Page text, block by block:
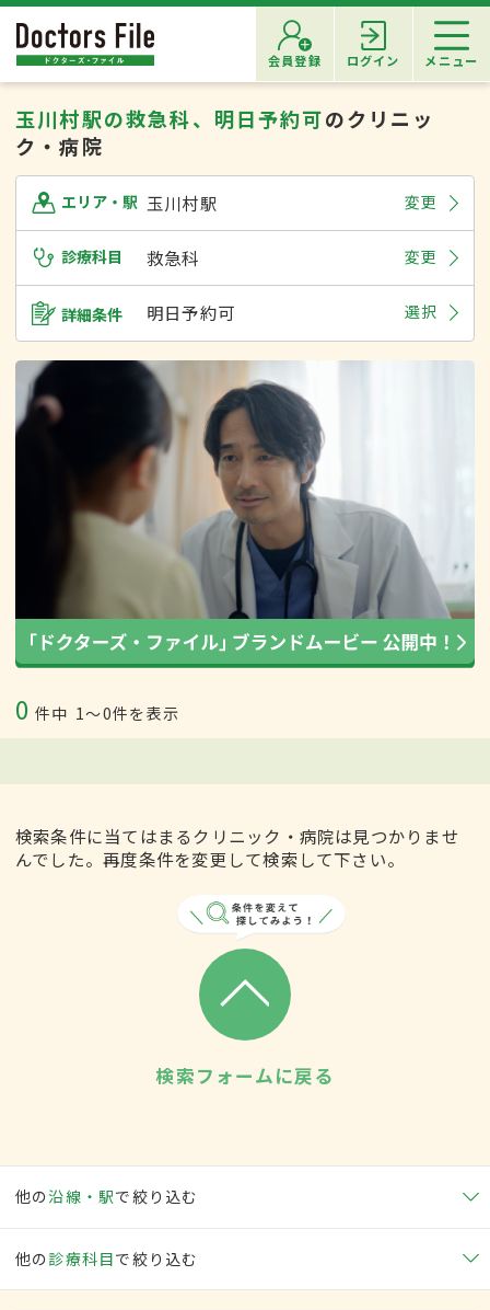
会員登録 ログイン メニュー
玉川村駅の救急科、明日予約可のクリニッ
ク・病院
エリア・駅 玉川村駅 変更
診療科目 救急科 変更
詳細条件 明日予約可 選択
0 件中 1〜0件を表示
検索条件に当てはまるクリニック・病院は見つかりませ
んでした。再度条件を変更して検索して下さい。
検索フォームに戻る
他の沿線・駅で絞り込む
他の 診療科目で絞り込む